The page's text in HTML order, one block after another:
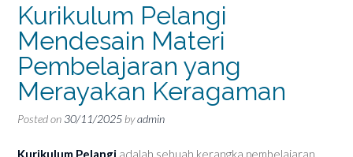
Kurikulum Pelangi
Mendesain Materi
Pembelajaran yang
Merayakan Keragaman
Posted on 30/11/2025 byadmin
Kurikulum Pelangi adalah sebuah kerangka pembelajaran